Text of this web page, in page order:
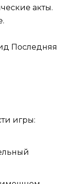
акты.
игры: